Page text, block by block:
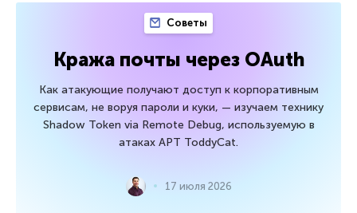
Советы
Кража почты через OAuth
Как атакующие получают доступ к корпоративным
сервисам, не воруя пароли и куки, — изучаем технику
Shadow Token via Remote Debug, используемую в
атаках APT ToddyCat.
17 июля 2026